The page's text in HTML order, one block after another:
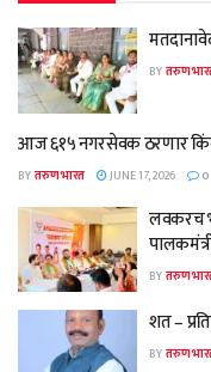
BYतरुण
आज ६१५ नगरसेवक ठरणार
BYतरुण भारत JUNE 17, 2026 0
लवकरच
BYतरुण
शत –
BYतरुण